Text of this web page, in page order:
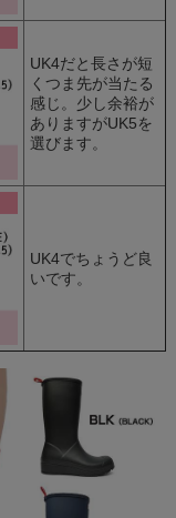
UK4だと長さが短
くつま先が当たる
感じ。少し余裕が
ありますがUK5を
選びます。
UK4でちょうど良
いです。